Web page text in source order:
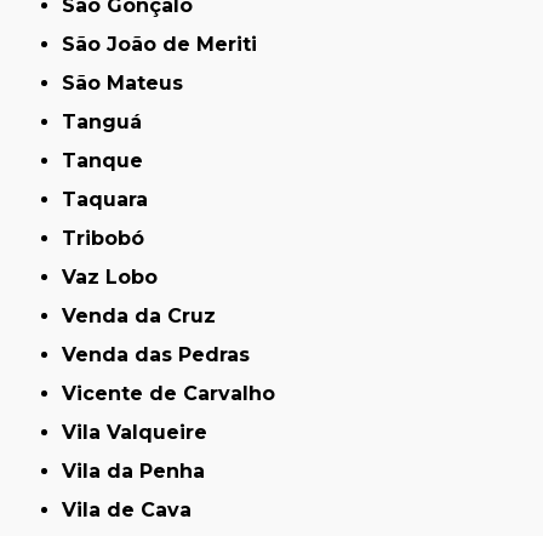
São Gonçalo
São João de Meriti
São Mateus
Tanguá
Tanque
Taquara
Tribobó
Vaz Lobo
Venda da Cruz
Venda das Pedras
Vicente de Carvalho
Vila Valqueire
Vila da Penha
Vila de Cava